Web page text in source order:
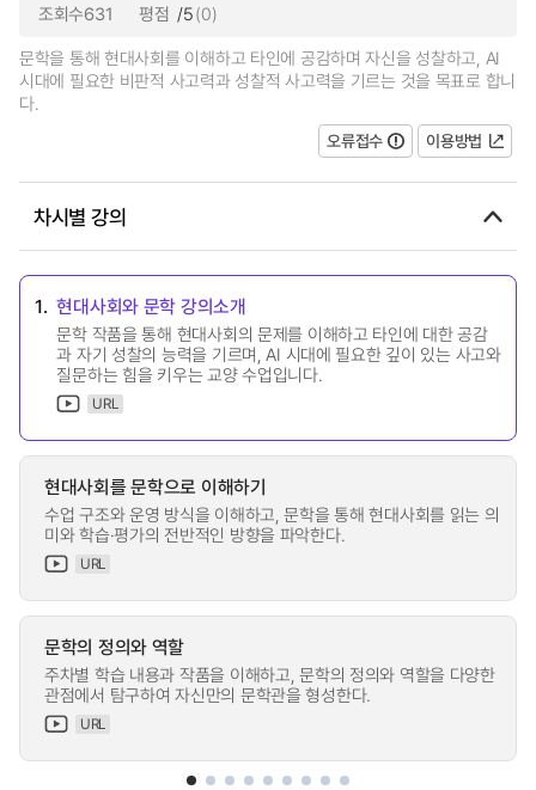
조회수631 평점 /5(0)
문학을 통해 현대사회를 이해하고 타인에 공감하며 자신을 성찰하고, AI
시대에 필요한 비판적 사고력과 성찰적 사고력을 기르는 것을 목표로 합니
다.
오류접수
이용방법
차시별 강의
1. 현대사회와 문학 강의소개
문학 작품을 통해 현대사회의 문제를 이해하고 타인에 대한 공감
과 자기 성찰의 능력을 기르며, AI 시대에 필요한 깊이 있는 사고와
질문하는 힘을 키우는 교양 수업입니다.
URL
현대사회를 문학으로 이해하기
수업 구조와 운영 방식을 이해하고, 문학을 통해 현대사회를 읽는 의
미와 학습·평가의 전반적인 방향을 파악한다.
URL
문학의 정의와 역할
주차별 학습 내용과 작품을 이해하고, 문학의 정의와 역할을 다양한
관점에서 탐구하여 자신만의 문학관을 형성한다.
URL